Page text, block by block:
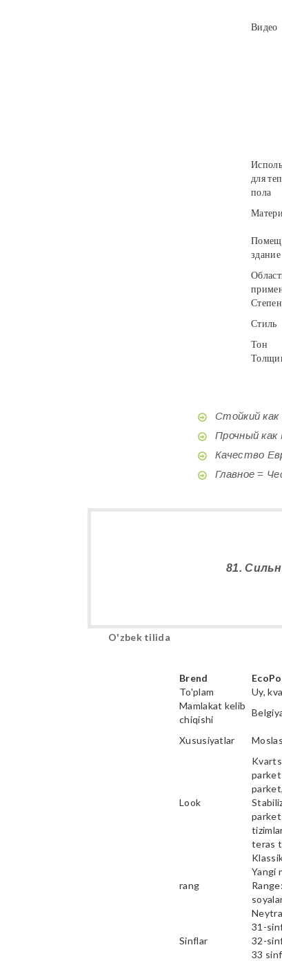
Видео
для
пола
здание
Стиль
Тон
Стойкий
Прочный
Качество
Главное =
81.
O'zbek tilida
Brend
To'plam
Uy,
Mamlakat kelib
chiqishi
Xususiyatlar
Look
parket
parket
teras
rang
Yangi
Sinflar
31-
32-
33